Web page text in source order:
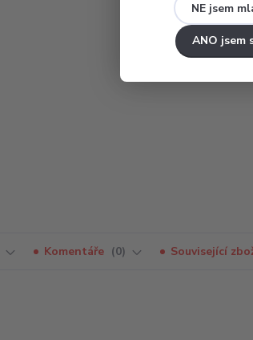
NE jsem
ANO
Komentáře 0 Související